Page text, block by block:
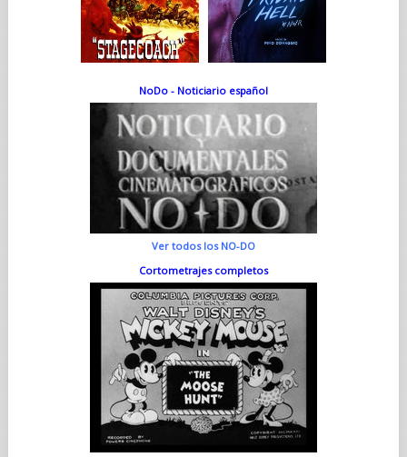
NoDo - Noticiario español
Ver todos los NO-DO
Cortometrajes completos